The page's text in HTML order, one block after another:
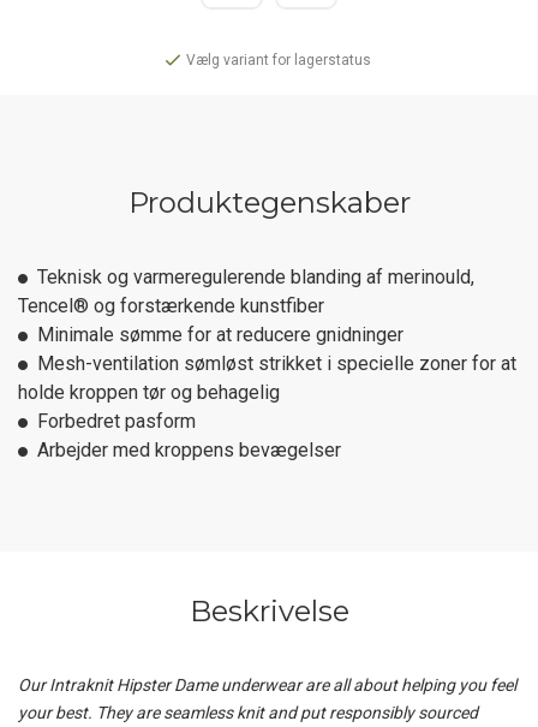
Vælg variant for lagerstatus
Produktegenskaber
Teknisk og varmeregulerende blanding af merinould,
Tencel® og forstærkende kunstfiber
Minimale sømme for at reducere gnidninger
Mesh-ventilation sømløst strikket i specielle zoner for at
holde kroppen tør og behagelig
Forbedret pasform
Arbejder med kroppens bevægelser
Beskrivelse
Our Intraknit Hipster Dame underwear are all about helping you feel
your best. They are seamless knit and put responsibly sourced